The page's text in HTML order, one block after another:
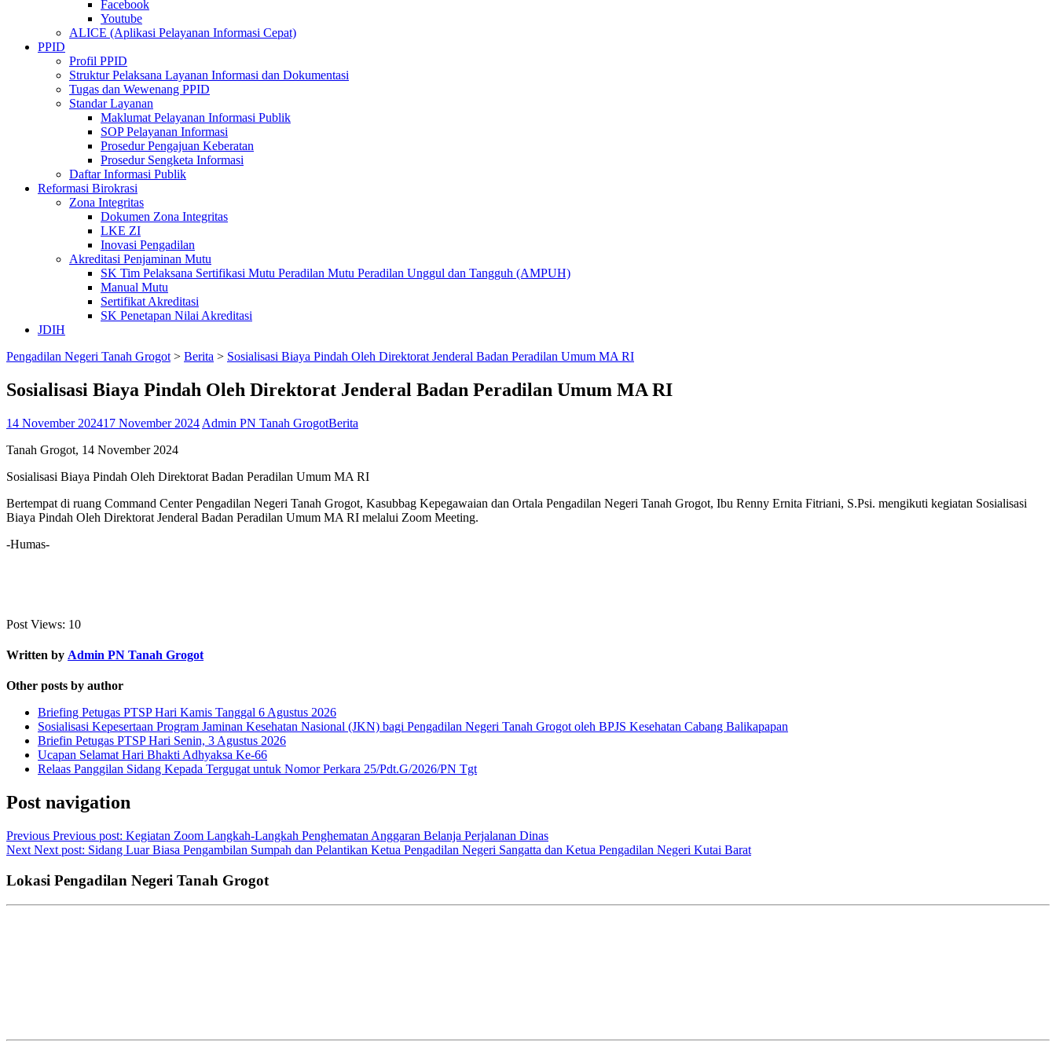
Facebook
Youtube
ALICE (Aplikasi Pelayanan Informasi Cepat)
PPID
Profil PPID
Struktur Pelaksana Layanan Informasi dan Dokumentasi
Tugas dan Wewenang PPID
Standar Layanan
Maklumat Pelayanan Informasi Publik
SOP Pelayanan Informasi
Prosedur Pengajuan Keberatan
Prosedur Sengketa Informasi
Daftar Informasi Publik
Reformasi Birokrasi
Zona Integritas
Dokumen Zona Integritas
LKE ZI
Inovasi Pengadilan
Akreditasi Penjaminan Mutu
SK Tim Pelaksana Sertifikasi Mutu Peradilan Mutu Peradilan Unggul dan Tangguh (AMPUH)
Manual Mutu
Sertifikat Akreditasi
SK Penetapan Nilai Akreditasi
JDIH
Pengadilan Negeri Tanah Grogot > Berita > Sosialisasi Biaya Pindah Oleh Direktorat Jenderal Badan Peradilan Umum MA RI
Sosialisasi Biaya Pindah Oleh Direktorat Jenderal Badan Peradilan Umum MA RI
14 November 202417 November 2024 Admin PN Tanah GrogotBerita
Tanah Grogot, 14 November 2024
Sosialisasi Biaya Pindah Oleh Direktorat Badan Peradilan Umum MA RI
Bertempat di ruang Command Center Pengadilan Negeri Tanah Grogot, Kasubbag Kepegawaian dan Ortala Pengadilan Negeri Tanah Grogot, Ibu Renny Ernita Fitriani, S.Psi. mengikuti kegiatan Sosialisasi
Biaya Pindah Oleh Direktorat Jenderal Badan Peradilan Umum MA RI melalui Zoom Meeting.
-Humas-
Post Views: 10
Written by Admin PN Tanah Grogot
Other posts by author
Briefing Petugas PTSP Hari Kamis Tanggal 6 Agustus 2026
Sosialisasi Kepesertaan Program Jaminan Kesehatan Nasional (JKN) bagi Pengadilan Negeri Tanah Grogot oleh BPJS Kesehatan Cabang Balikapapan
Briefin Petugas PTSP Hari Senin, 3 Agustus 2026
Ucapan Selamat Hari Bhakti Adhyaksa Ke-66
Relaas Panggilan Sidang Kepada Tergugat untuk Nomor Perkara 25/Pdt.G/2026/PN Tgt
Post navigation
Previous Previous post: Kegiatan Zoom Langkah-Langkah Penghematan Anggaran Belanja Perjalanan Dinas
Next Next post: Sidang Luar Biasa Pengambilan Sumpah dan Pelantikan Ketua Pengadilan Negeri Sangatta dan Ketua Pengadilan Negeri Kutai Barat
Lokasi Pengadilan Negeri Tanah Grogot